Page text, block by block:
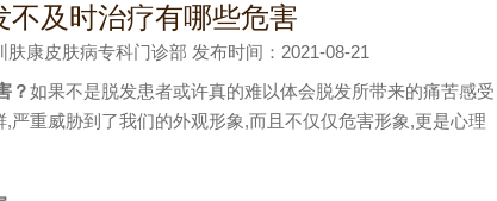
不及时治疗有哪些危害
肤康皮肤病专科门诊部 发布时间：2021-08-21
？如果不是脱发患者或许真的难以体会脱发所带来的痛苦感受
严重威胁到了我们的外观形象,而且不仅仅危害形象,更是心理